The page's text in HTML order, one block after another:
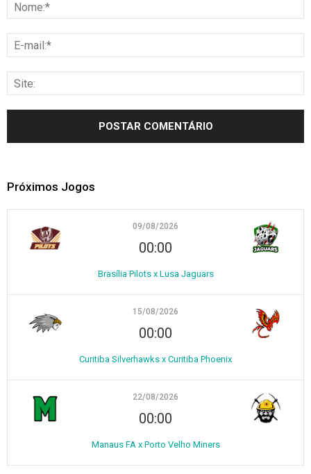
Próximos Jogos
09/08/2026
00:00
Brasília Pilots x Lusa Jaguars
15/08/2026
00:00
Curitiba Silverhawks x Curitiba Phoenix
22/08/2026
00:00
Manaus FA x Porto Velho Miners